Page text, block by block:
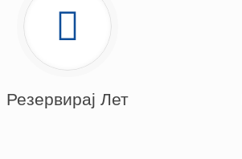
Резервирај Лет